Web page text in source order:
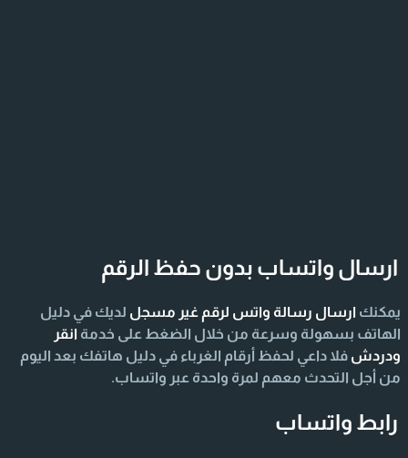
ارسال واتساب بدون حفظ الرقم
يمكنك ارسال رسالة واتس لرقم غير مسجل لديك في دليل
الهاتف بسهولة وسرعة من خلال الضغط على خدمة انقر
ودردش فلا داعي لحفظ أرقام الغرباء في دليل هاتفك بعد اليوم
من أجل التحدث معهم لمرة واحدة عبر واتساب.
رابط واتساب